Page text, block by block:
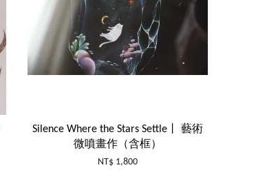
Silence Where the Stars Settle丨 藝術
微噴畫作（含框）
NT$ 1,800